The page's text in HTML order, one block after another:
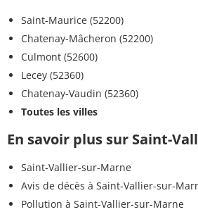
Saint-Maurice (52200)
Chatenay-Mâcheron (52200)
Culmont (52600)
Lecey (52360)
Chatenay-Vaudin (52360)
Toutes les villes
En savoir plus sur Saint-
Saint-Vallier-sur-Marne
Avis de décès à Saint-Vallier-sur-
Pollution à Saint-Vallier-sur-Marne